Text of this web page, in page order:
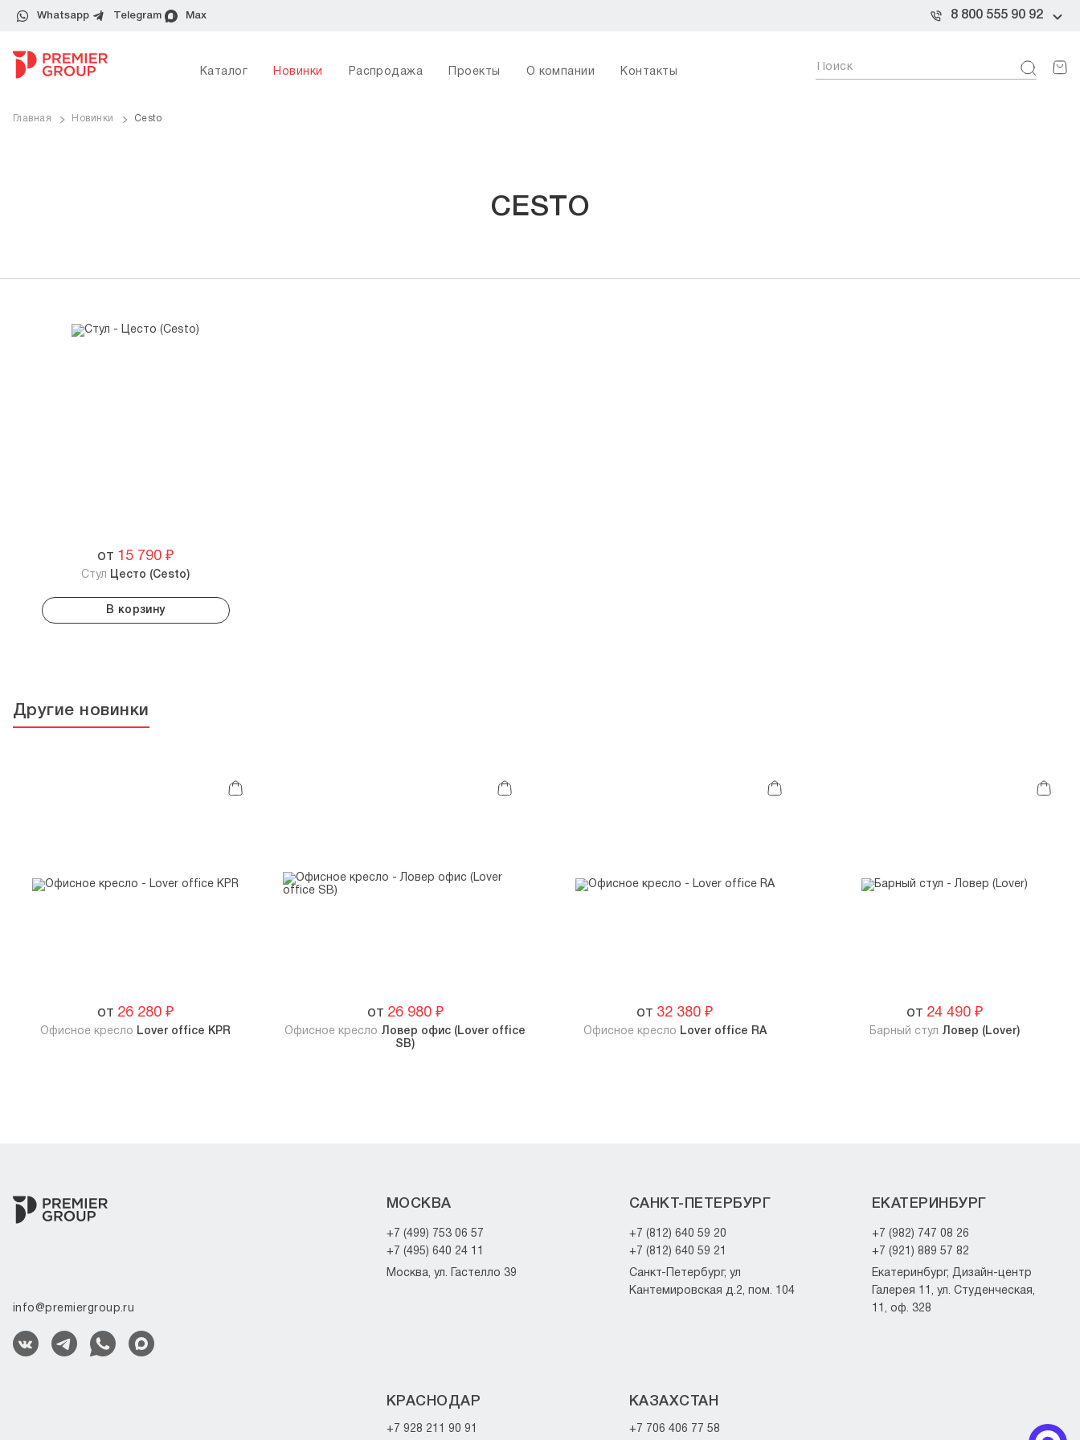
Whatsapp Telegram Max 8 800 555 90 92
Каталог Новинки Распродажа Проекты О компании Контакты
Главная Новинки Cesto
CESTO
от 15 790 ₽
Стул Цесто (Cesto)
В корзину
Другие новинки
от 26 280 ₽
Офисное кресло Lover office KPR
от 26 980₽
Офисное кресло Ловер офис (Lover office
SB)
от 32 380 ₽
Офисное кресло Lover office RA
от 24 490₽
Барный стул Ловер (Lover)
info@premiergroup.ru
МОСКВА
+7 (499) 753 06 57
+7 (495) 640 24 11
Москва, ул. Гастелло 39
САНКТ-ПЕТЕРБУРГ
+7 (812) 640 59 20
+7 (812) 640 59 21
Санкт-Петербург, ул
Кантемировская д.2, пом. 104
ЕКАТЕРИНБУРГ
+7 (982) 747 08 26
+7 (921) 889 57 82
Екатеринбург, Дизайн-центр
Галерея 11, ул. Студенческая,
11, оф. 328
КРАСНОДАР
+7 928 211 90 91
КАЗАХСТАН
+7 706 406 77 58